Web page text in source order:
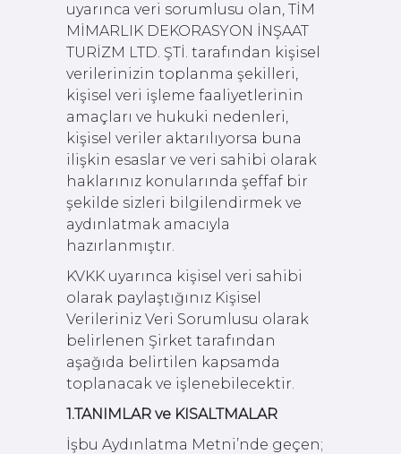
uyarınca veri sorumlusu olan, TİM
MİMARLIK DEKORASYON İNŞAAT
TURİZM LTD. ŞTİ. tarafından kişisel
verilerinizin toplanma şekilleri,
kişisel veri işleme faaliyetlerinin
amaçları ve hukuki nedenleri,
kişisel veriler aktarılıyorsa buna
ilişkin esaslar ve veri sahibi olarak
haklarınız konularında şeffaf bir
şekilde sizleri bilgilendirmek ve
aydınlatmak amacıyla
hazırlanmıştır.
KVKK uyarınca kişisel veri sahibi
olarak paylaştığınız Kişisel
Verileriniz Veri Sorumlusu olarak
belirlenen Şirket tarafından
aşağıda belirtilen kapsamda
toplanacak ve işlenebilecektir.
1.TANIMLAR ve KISALTMALAR
İşbu Aydınlatma Metni’nde geçen;